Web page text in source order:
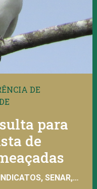
DE
para
de
SENAR,